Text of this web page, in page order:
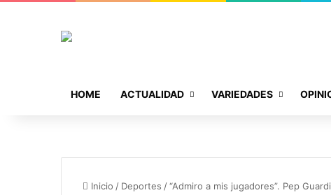
HOME ACTUALIDAD VARIEDADES
Inicio / Deportes /“Admiro a mis jugadores”. Pep